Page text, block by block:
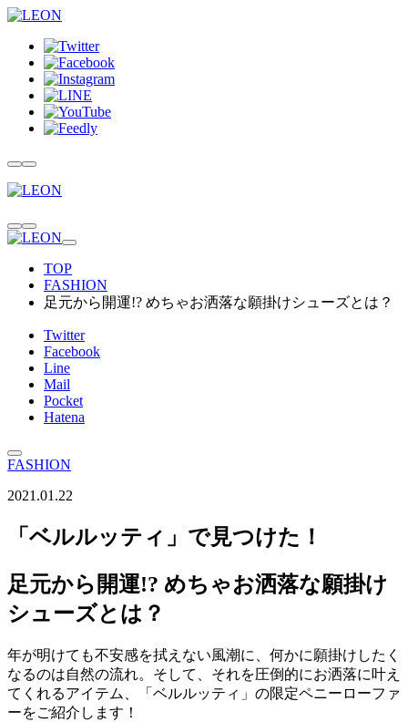
TOP
FASHION
足元から開運!? めちゃお洒落な願掛けシューズとは？
Twitter
Facebook
Line
Mail
Pocket
Hatena
FASHION
2021.01.22
「ベルルッティ」で見つけた！
足元から開運!? めちゃお洒落な願掛け
シューズとは？
年が明けても不安感を拭えない風潮に、何かに願掛けしたく
なるのは自然の流れ。そして、それを圧倒的にお洒落に叶え
てくれるアイテム、「ベルルッティ」の限定ペニーローファ
ーをご紹介します！